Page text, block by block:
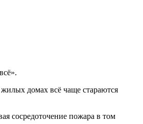
домах всё чаще стараются
сосредоточение пожара в том